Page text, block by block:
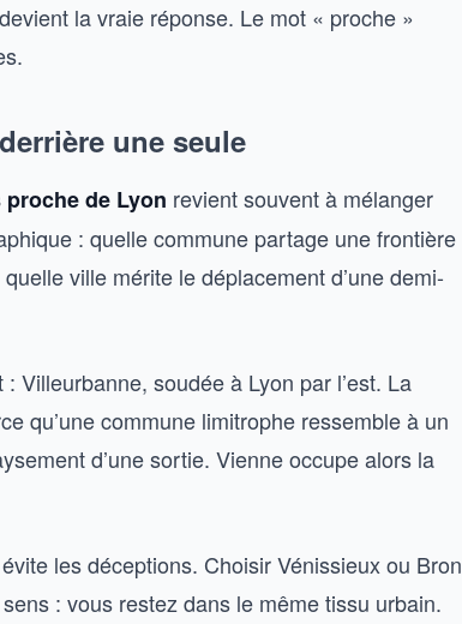
la vraie réponse. Le mot « proche »
une seule
de Lyon revient souvent à mélanger
: quelle commune partage une frontière
ville mérite le déplacement d’une demi-
Villeurbanne, soudée à Lyon par l’est. La
qu’une commune limitrophe ressemble à un
d’une sortie. Vienne occupe alors la
les déceptions. Choisir Vénissieux ou Bron
: vous restez dans le même tissu urbain.